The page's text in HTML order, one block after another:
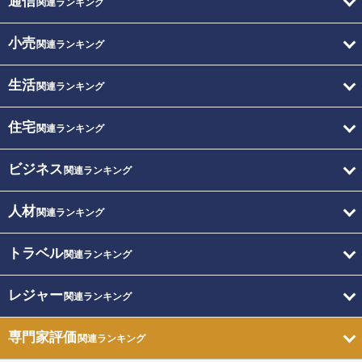
関連ランキング
小売関連ランキング
生活関連ランキング
住宅関連ランキング
ビジネス 関連ランキング
人材関連ランキング
トラベル関連ランキング
レジャー関連ランキング
専門家評価関連ランキング